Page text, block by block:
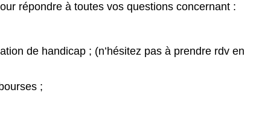
répondre à toutes vos questions concernant :
de handicap ; (n’hésitez pas à prendre rdv en
;